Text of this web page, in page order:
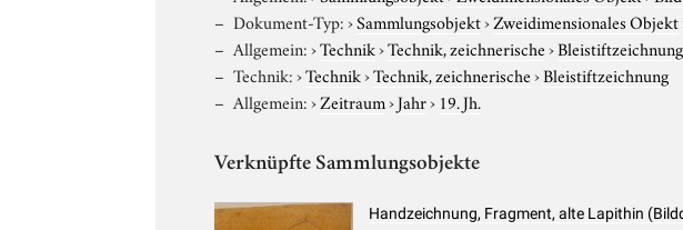
Dokument-Typ:›Sammlungsobjekt›Zweidimensionales Objekt
Allgemein:›Technik›Technik, zeichnerische›Bleistiftzeichnung
Technik:›Technik›Technik, zeichnerische›Bleistiftzeichnung
Allgemein:›Zeitraum›Jahr› 19. Jh.
Verknüpfte Sammlungsobjekte
Handzeichnung, Fragment, alte Lapithin